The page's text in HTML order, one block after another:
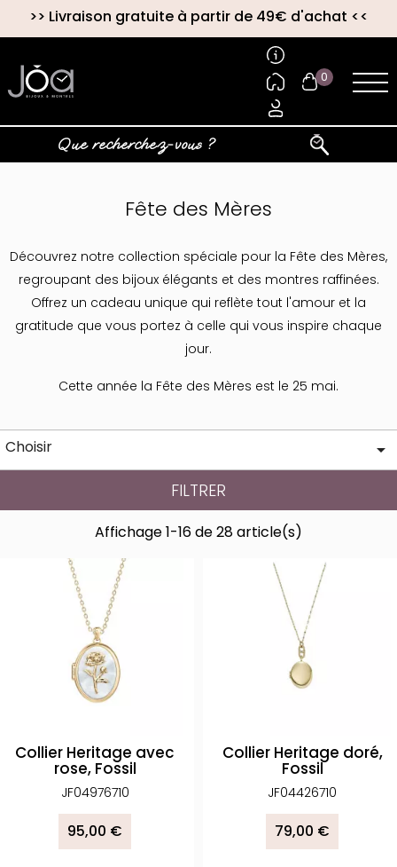
>> Livraison gratuite à partir de 49€ d'achat <<
0
Fête des Mères
Découvrez notre collection spéciale pour la Fête des Mères,
regroupant des bijoux élégants et des montres raffinées.
Offrez un cadeau unique qui reflète tout l'amour et la
gratitude que vous portez à celle qui vous inspire chaque
jour.
Cette année la Fête des Mères est le 25 mai.
Choisir 
FILTRER
Affichage 1-16 de 28 article(s)
Collier Heritage avec
rose, Fossil
JF04976710
95,00 €
Collier Heritage doré,
Fossil
JF04426710
79,00 €